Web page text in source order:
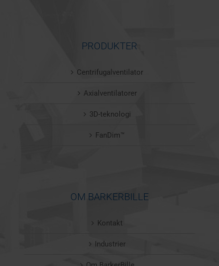
PRODUKTER
Centrifugalventilator
Axialventilatorer
3D-teknologi
FanDim™
OM BARKERBILLE
Kontakt
Industrier